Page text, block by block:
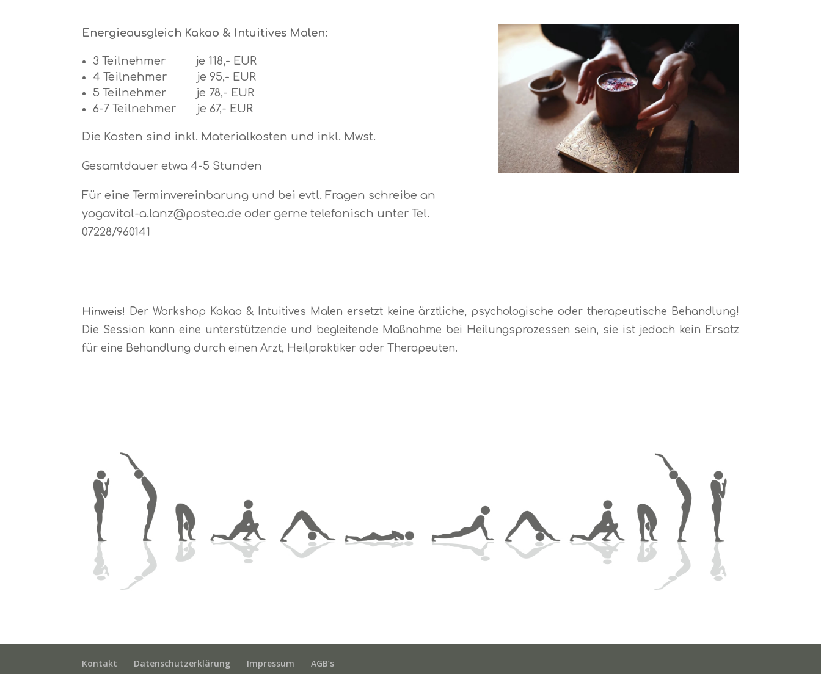
Energieausgleich Kakao & Intuitives Malen:
3 Teilnehmer je 118,- EUR
4 Teilnehmer je 95,- EUR
5 Teilnehmer je 78,- EUR
6-7 Teilnehmer je 67,- EUR
Die Kosten sind inkl. Materialkosten und inkl. Mwst.
Gesamtdauer etwa 4-5 Stunden
Für eine Terminvereinbarung und bei evtl. Fragen schreibe an
yogavital-a.lanz@posteo.de oder gerne telefonisch unter Tel.
07228/960141
Hinweis!
Der Workshop Kakao & Intuitives Malen ersetzt keine ärztliche, psychologische oder therapeutische Behandlung!
Die Session kann eine unterstützende und begleitende Maßnahme bei Heilungsprozessen sein, sie ist jedoch kein Ersatz
für eine Behandlung durch einen Arzt, Heilpraktiker oder Therapeuten.
Kontakt Datenschutzerklärung Impressum AGB’s